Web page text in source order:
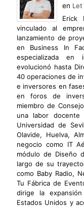
en
Erick
vinculado al
lanzamiento de
en Business In
especializada en
evolucionó hasta
40 operaciones de
e inversores en
en foros de
miembro de
una labor docente
Universidad de
Olavide, Huelva,
negocio como IT
módulo de Diseño
largo de su
como Baby Radio,
Tu Fábrica de
dirige la
Estados Unidos y